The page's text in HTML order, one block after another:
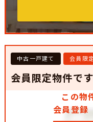
中古一戸建て 会員限定
会員限定物件です
この物
会員登録